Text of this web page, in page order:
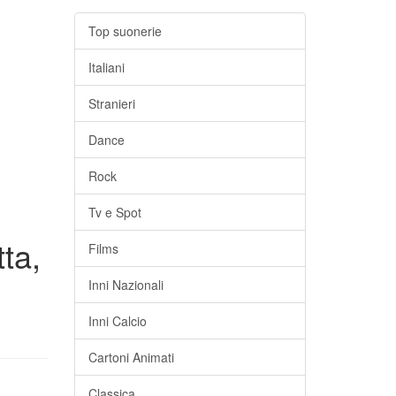
Top suonerie
Italiani
Stranieri
Dance
Rock
Tv e Spot
Films
Inni Nazionali
Inni Calcio
Cartoni Animati